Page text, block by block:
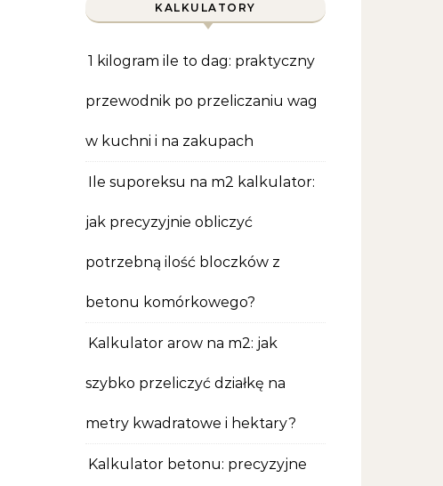
KALKULATORY
1 kilogram ile to dag: praktyczny
przewodnik po przeliczaniu wag
w kuchni i na zakupach
Ile suporeksu na m2 kalkulator:
jak precyzyjnie obliczyć
potrzebną ilość bloczków z
betonu komórkowego?
Kalkulator arow na m2: jak
szybko przeliczyć działkę na
metry kwadratowe i hektary?
Kalkulator betonu: precyzyjne